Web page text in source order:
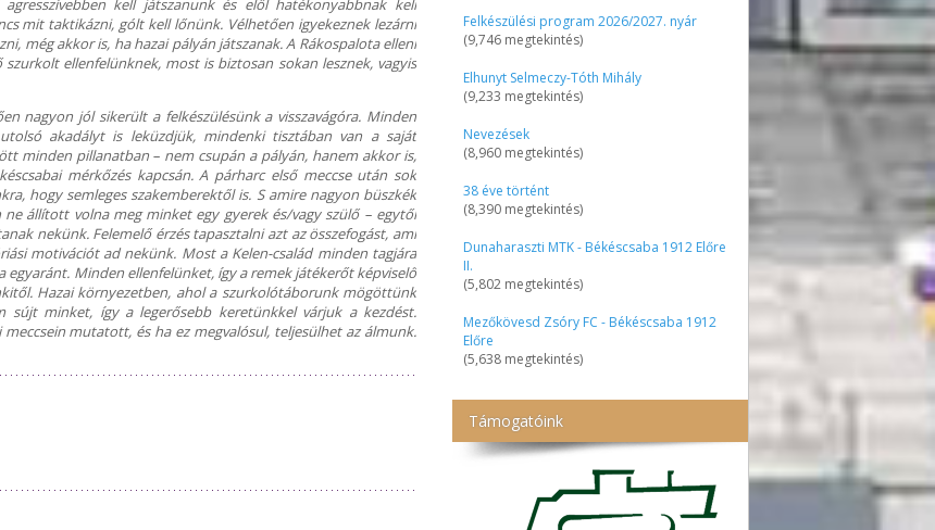
Felkészülési program 2026/2027. nyár
(9,746 megtekintés)
Elhunyt Selmeczy-Tóth Mihály
(9,233 megtekintés)
Nevezések
(8,960 megtekintés)
38 éve történt
(8,390 megtekintés)
Dunaharaszti MTK - Békéscsaba 1912 Előre
II.
(5,802 megtekintés)
Mezőkövesd Zsóry FC - Békéscsaba 1912
Előre
(5,638 megtekintés)
Támogatóink
kell játszanunk és elől hatékonyabbnak kell
mit taktikázni, gólt kell lőnünk. Vélhetően igyekeznek lezárni
még akkor is, ha hazai pályán játszanak. A Rákospalota elleni
ellenfelünknek, most is biztosan sokan lesznek, vagyis
nagyon jól sikerült a felkészülésünk a visszavágóra. Minden
akadályt is leküzdjük, mindenki tisztában van a saját
minden pillanatban – nem csupán a pályán, hanem akkor is,
mérkőzés kapcsán. A párharc első meccse után sok
hogy semleges szakemberektől is. S amire nagyon büszkék
állított volna meg minket egy gyerek és/vagy szülő – egytől
nekünk. Felemelő érzés tapasztalni azt az összefogást, ami
motivációt ad nekünk. Most a Kelen-család minden tagjára
egyaránt. Minden ellenfelünket, így a remek játékerőt képviselő
Hazai környezetben, ahol a szurkolótáborunk mögöttünk
sújt minket, így a legerősebb keretünkkel várjuk a kezdést.
mutatott, és ha ez megvalósul, teljesülhet az álmunk.